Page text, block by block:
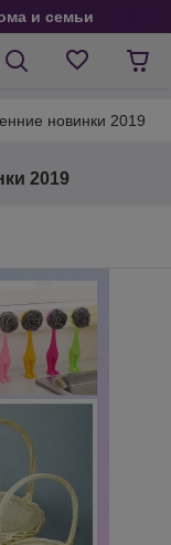
и семьи
новинки 2019
2019